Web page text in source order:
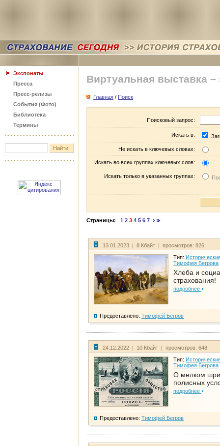
Экспонаты
Пресса
Пресс-релизы
События (Фото)
Библиотека
Термины
Виртуальная выставка –
Главная / Поиск
Поисковый запрос:
Искать в:
Не искать в ключевых словах:
Искать во всех группах ключевых слов:
Искать только в указанных группах:
Страницы: 1 2 3 4 5 6 7
13.01.2023 | 8 Кбайт | просмотров: 826
Тип:
Тимофея Бегрова
Хлеба и
страхования!
подробнее
Предоставлено: Тимофей Бегров
24.12.2022 | 10 Кбайт | просмотров: 648
Тип:
Тимофея Бегрова
О мелком
полисных
подробнее
Предоставлено: Тимофей Бегров